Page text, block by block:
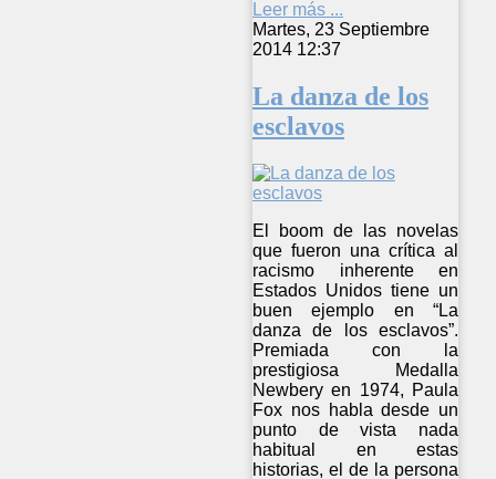
Leer más ...
Martes, 23 Septiembre
2014 12:37
La danza de los
esclavos
El boom de las novelas
que fueron una crítica al
racismo inherente en
Estados Unidos tiene un
buen ejemplo en “La
danza de los esclavos”.
Premiada con la
prestigiosa Medalla
Newbery en 1974, Paula
Fox nos habla desde un
punto de vista nada
habitual en estas
historias, el de la persona